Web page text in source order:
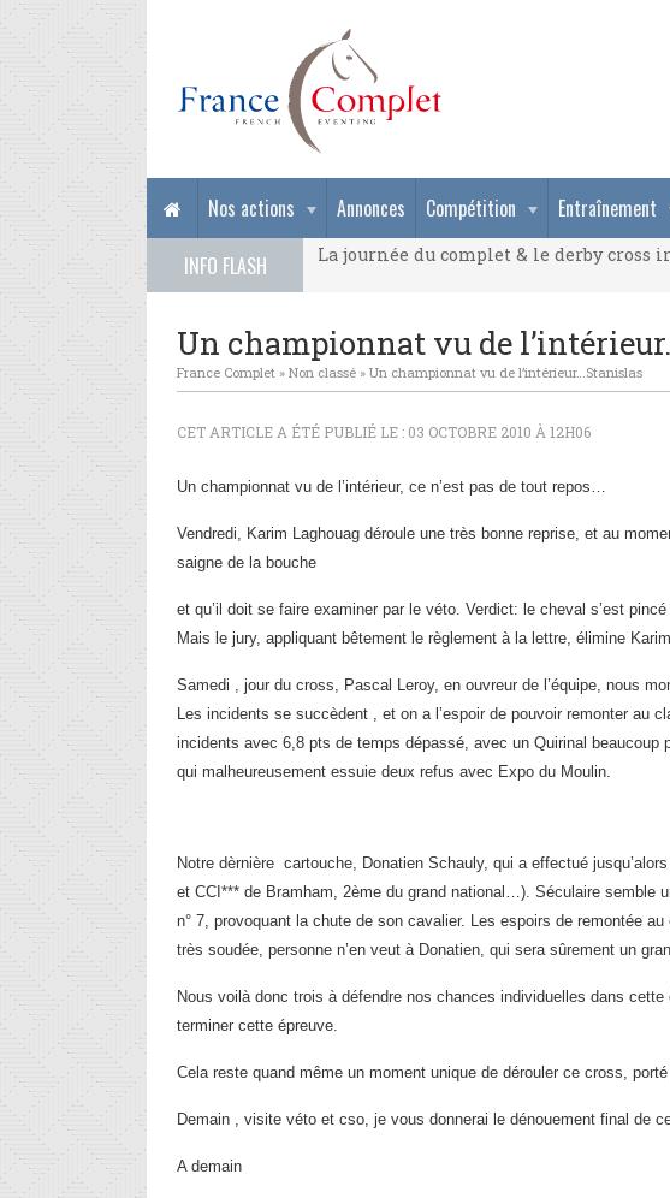
Nos actions Annonces Compétition Entraînement
INFO FLASH
La journée du complet & le derby cross
La journée du complet & le derby cross
Un championnat vu de
France Complet » Non classé » Un championnat vu de l’intérieur…Stanislas
CET ARTICLE A ÉTÉ PUBLIÉ LE : 03 OCTOBRE 2010 À 12H06
Un championnat vu de l’intérieur, ce n’est pas de tout repos…
Vendredi, Karim Laghouag déroule une très bonne reprise, et au
saigne de la bouche
et qu’il doit se faire examiner par le véto. Verdict: le cheval s’est
Mais le jury, appliquant bêtement le règlement à la lettre, élimine
Samedi , jour du cross, Pascal Leroy, en ouvreur de l’équipe, nous
Les incidents se succèdent , et on a l’espoir de pouvoir remonter au
incidents avec 6,8 pts de temps dépassé, avec un Quirinal beaucoup
qui malheureusement essuie deux refus avec Expo du Moulin.
Notre dèrnière cartouche, Donatien Schauly, qui a effectué
et CCI*** de Bramham, 2ème du grand national…). Séculaire semble
n° 7, provoquant la chute de son cavalier. Les espoirs de remontée
très soudée, personne n’en veut à Donatien, qui sera sûrement un
Nous voilà donc trois à défendre nos chances individuelles dans
terminer cette épreuve.
Cela reste quand même un moment unique de dérouler ce cross,
Demain , visite véto et cso, je vous donnerai le dénouement final de
A demain